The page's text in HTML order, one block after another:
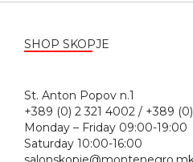
SHOP SKOPJE
St. Anton
+389 (0) 2 321 4002 / +389
Monday – Friday 09:00-19:00
Saturday 10:00-16:00